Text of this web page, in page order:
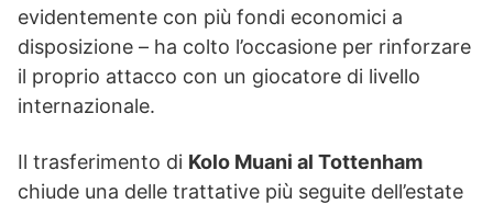
evidentemente con più fondi economici a
disposizione – ha colto l’occasione per rinforzare
il proprio attacco con un giocatore di livello
internazionale.
Il trasferimento di Kolo Muani al Tottenham
chiude una delle trattative più seguite dell’estate